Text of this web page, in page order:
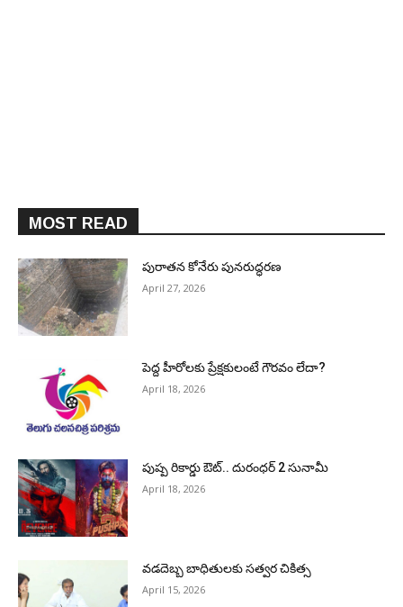
MOST READ
పురాత‌న కోనేరు పున‌రుద్ధ‌ర‌ణ
April 27, 2026
పెద్ద హీరోల‌కు ప్రేక్ష‌కులంటే గౌర‌వం లేదా?
April 18, 2026
పుష్ప రికార్డు ఔట్‌.. దురంధ‌ర్ 2 సునామీ
April 18, 2026
వడదెబ్బ బాధితులకు సత్వర చికిత్స
April 15, 2026